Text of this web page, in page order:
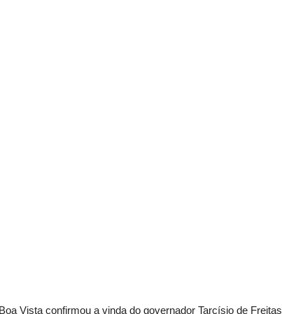
Vista confirmou a vinda do governador Tarcísio de Freitas